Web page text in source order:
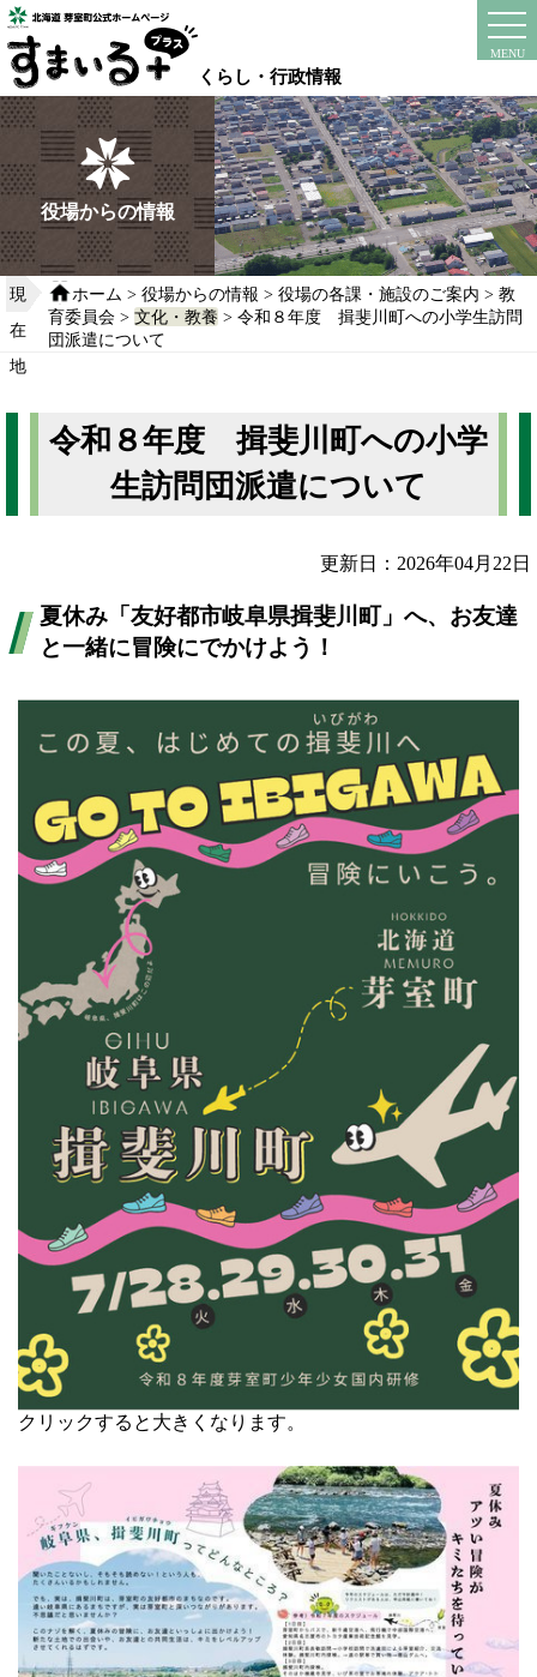
本
文
へ
移
動
る
くらし・行政情報
MENU
instagram
役場からの情報
現
在
地
ホーム > 役場からの情報 > 役場の各課・施設のご案内 > 教
育委員会> 文化・教養 > 令和８年度 揖斐川町への小学生訪問
団派遣について
令和８年度 揖斐川町への小学
生訪問団派遣について
更新日：2026年04月22日
夏休み「友好都市岐阜県揖斐川町」へ、お友達
と一緒に冒険にでかけよう！
クリックすると大きくなります。